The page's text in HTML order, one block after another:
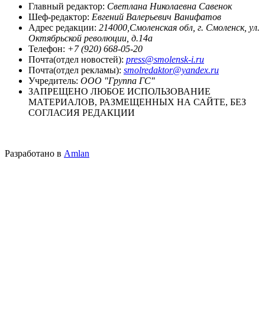
Главный редактор: Светлана Николаевна Савенок
Шеф-редактор: Евгений Валерьевич Ванифатов
Адрес редакции: 214000,Смоленская обл, г. Смоленск, ул.
Октябрьской революции, д.14а
Телефон: +7 (920) 668-05-20
Почта(отдел новостей): press@smolensk-i.ru
Почта(отдел рекламы): smolredaktor@yandex.ru
Учредитель: ООО "Группа ГС"
ЗАПРЕЩЕНО ЛЮБОЕ ИСПОЛЬЗОВАНИЕ
МАТЕРИАЛОВ, РАЗМЕЩЕННЫХ НА САЙТЕ, БЕЗ
СОГЛАСИЯ РЕДАКЦИИ
Разработано в Amlan